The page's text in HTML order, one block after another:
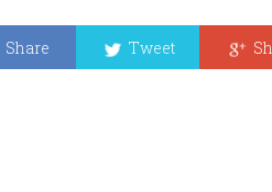
Share Tweet